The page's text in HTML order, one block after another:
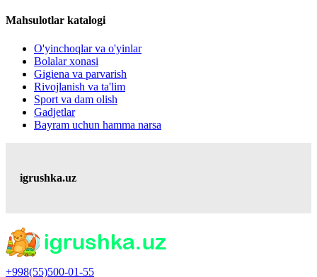
Mahsulotlar katalogi
O'yinchoqlar va o'yinlar
Bolalar xonasi
Gigiena va parvarish
Rivojlanish va ta'lim
Sport va dam olish
Gadjetlar
Bayram uchun hamma narsa
igrushka.uz
+998(55)500-01-55